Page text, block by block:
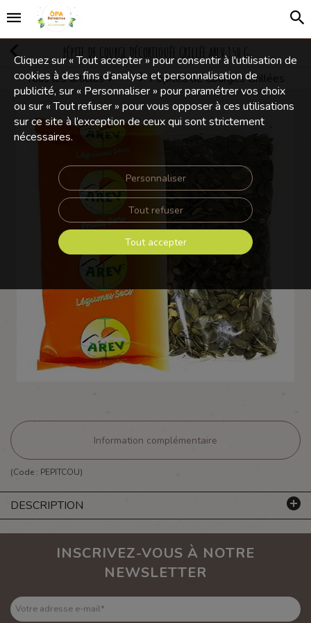
PÉPITE DE COURGE DÉCORTIQUÉE GRILLÉE AREV 150 G
Tous les articles
Mélanges Apéritifs
Pépites de Courges Grillées
Information complémentaire
(Code : PEPITCOU)
DESCRIPTION
Cliquez sur « Tout accepter » pour consentir à l'utilisation de
cookies à des fins d’analyse et personnalisation de
publicité, sur « Personnaliser » pour paramétrer vos choix
ou sur « Tout refuser » pour vous opposer à ces utilisations
sur ce site à l’exception de ceux qui sont strictement
nécessaires.
Personnaliser
Tout refuser
Tout accepter
INSCRIVEZ-VOUS À NOTRE
NEWSLETTER
Votre adresse e-mail*